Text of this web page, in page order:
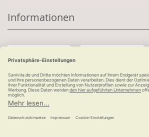
Informationen
Kauf auf Rechnung